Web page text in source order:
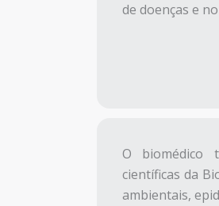
de doenças e
O biomédico
científicas da
ambientais,